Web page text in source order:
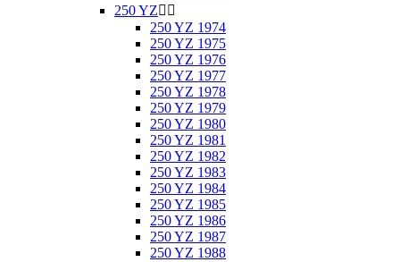
250 YZ 
250 YZ 1974
250 YZ 1975
250 YZ 1976
250 YZ 1977
250 YZ 1978
250 YZ 1979
250 YZ 1980
250 YZ 1981
250 YZ 1982
250 YZ 1983
250 YZ 1984
250 YZ 1985
250 YZ 1986
250 YZ 1987
250 YZ 1988